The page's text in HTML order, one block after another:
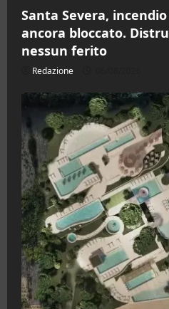
Santa Severa,
ancora bloccato.
nessun ferito
Redazione